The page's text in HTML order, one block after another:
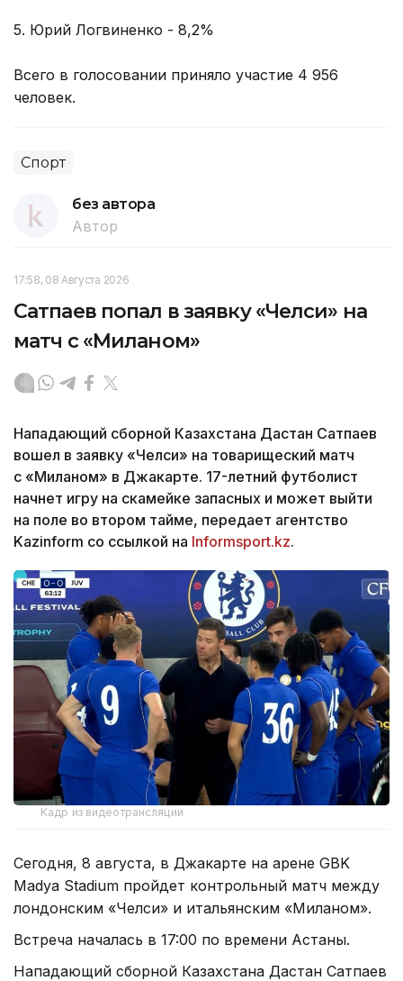
5. Юрий Логвиненко - 8,2%
Всего в голосовании приняло участие 4 956
человек.
Спорт
без автора
Автор
17:58, 08 Августа 2026
Сатпаев попал в заявку «Челси» на
матч с «Миланом»
Нападающий сборной Казахстана Дастан Сатпаев
вошел в заявку «Челси» на товарищеский матч
с «Миланом» в Джакарте. 17-летний футболист
начнет игру на скамейке запасных и может выйти
на поле во втором тайме, передает агентство
Kazinform со ссылкой на Informsport.kz.
Кадр из видеотрансляции
Сегодня, 8 августа, в Джакарте на арене GBK
Madya Stadium пройдет контрольный матч между
лондонским «Челси» и итальянским «Миланом».
Встреча началась в 17:00 по времени Астаны.
Нападающий сборной Казахстана Дастан Сатпаев